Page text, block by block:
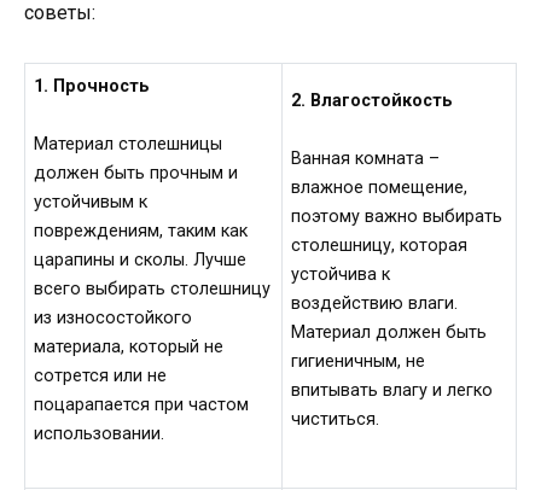
советы:
1. Прочность
Материал столешницы
должен быть прочным и
устойчивым к
повреждениям, таким как
царапины и сколы. Лучше
всего выбирать столешницу
из износостойкого
материала, который не
сотрется или не
поцарапается при частом
использовании.
2. Влагостойкость
Ванная комната –
влажное помещение,
поэтому важно выбирать
столешницу, которая
устойчива к
воздействию влаги.
Материал должен быть
гигиеничным, не
впитывать влагу и легко
чиститься.